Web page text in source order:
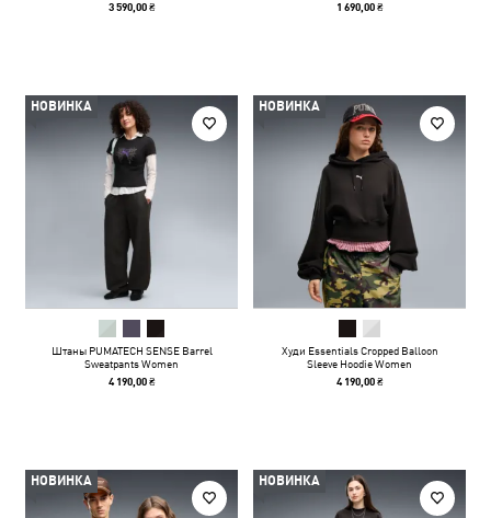
3 590,00 ₴ 1 690,00 ₴
НОВИНКА
Штаны PUMATECH SENSE Barrel
Sweatpants Women
4 190,00 ₴
НОВИНКА
Худи Essentials Cropped Balloon
Sleeve Hoodie Women
4 190,00 ₴
НОВИНКА НОВИНКА